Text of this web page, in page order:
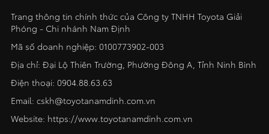
Trang thông tin chính thức của Công ty TNHH Toyota Giải
Phóng - Chi nhánh Nam Định
Mã số doanh nghiệp: 0100773902-003
Địa chỉ: Đại Lộ Thiên Trường, Phường Đông A, Tỉnh Ninh Bình
Điện thoại: 0904.88.63.63
Email: cskh@toyotanamdinh.com.vn
Website: https://www.toyotanamdinh.com.vn